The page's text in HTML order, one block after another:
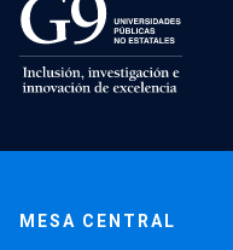
MESA CENTRAL